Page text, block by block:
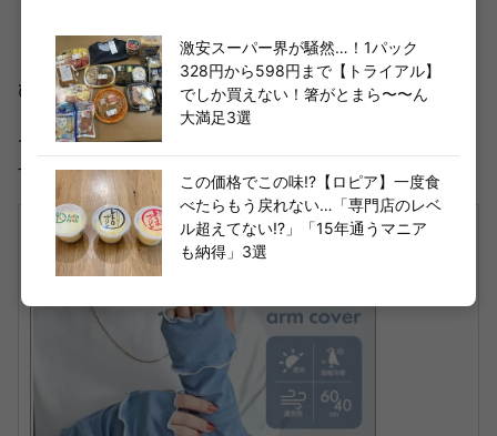
くの人に好まれそうな王道のカレーという印象です。
ひとりでも食べ切れそうなボリュームですが、食後はかな
りお腹が膨れると思います。また、実際に食べてみた印象
では、コストパフォーマンスはまずまずといったところで
す。
激安スーパー界が騒然…！1パック
328円から598円まで【トライアル】
でしか買えない！箸がとまら〜〜ん
大満足3選
この価格でこの味!?【ロピア】一度食
べたらもう戻れない…「専門店のレベ
ル超えてない!?」「15年通うマニア
も納得」3選